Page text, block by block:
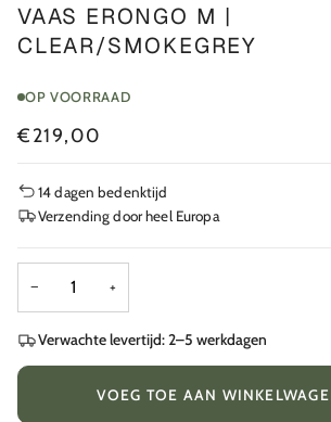
VAAS ERONGO M |
CLEAR/SMOKEGREY
OP VOORRAAD
€219,00
14 dagen bedenktijd
Verzending door heel Europa
− +
Verwachte levertijd: 2–5 werkdagen
VOEG TOE AAN